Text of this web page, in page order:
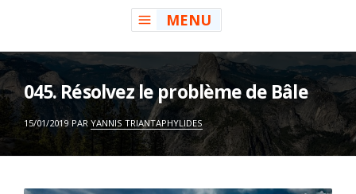
MENU
045. Résolvez le problème de Bâle
ON
15/01/2019 PAR YANNIS TRIANTAPHYLIDES